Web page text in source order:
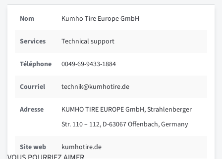
Nom Kumho Tire Europe GmbH
Services Technical support
Téléphone 0049-69-9433-1884
Courriel technik@kumhotire.de
Adresse
KUMHO TIRE EUROPE GmbH, Strahlenberger
Str. 110 – 112, D-63067 Offenbach, Germany
Site web kumhotire.de